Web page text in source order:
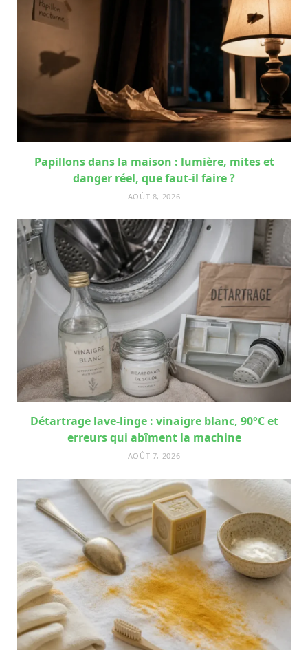
Papillons dans la maison : lumière, mites et
danger réel, que faut-il faire ?
AOÛT 8, 2026
Détartrage lave-linge : vinaigre blanc, 90°C et
erreurs qui abîment la machine
AOÛT 7, 2026